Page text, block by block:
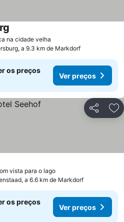
na cidade velha
a 9.3 km de Markdorf
os preços
Ver preços
Partilhar
vista para o lago
a 6.6 km de Markdorf
os preços
Ver preços